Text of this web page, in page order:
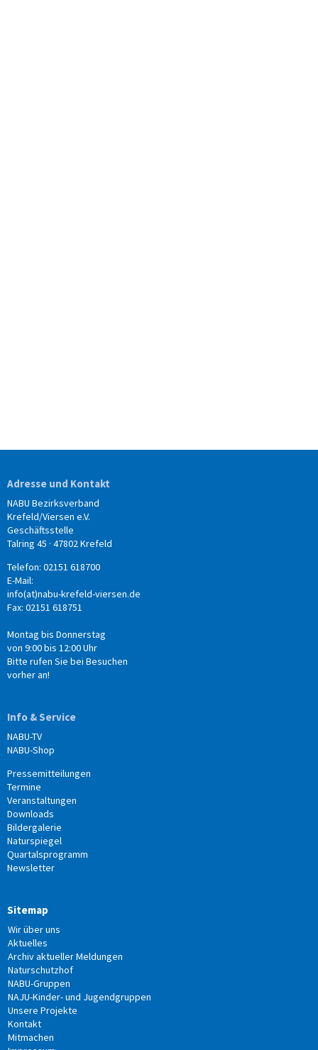
Adresse und Kontakt
NABU Bezirksverband
Krefeld/Viersen e.V.
Geschäftsstelle
Talring 45 · 47802 Krefeld
Telefon: 02151 618700
E-Mail:
info(at)nabu-krefeld-viersen.de
Fax: 02151 618751
Montag bis Donnerstag
von 9:00 bis 12:00 Uhr
Bitte rufen Sie bei Besuchen
vorher an!
Info & Service
NABU-TV
NABU-Shop
Pressemitteilungen
Termine
Veranstaltungen
Downloads
Bildergalerie
Naturspiegel
Quartalsprogramm
Newsletter
Sitemap
Wir über uns
Aktuelles
Archiv aktueller Meldungen
Naturschutzhof
NABU-Gruppen
NAJU-Kinder- und Jugendgruppen
Unsere Projekte
Kontakt
Mitmachen